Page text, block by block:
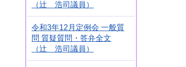
（辻 浩司議員）
令和3年12月定例会 一般質
問 質疑質問・答弁全文
（辻 浩司議員）